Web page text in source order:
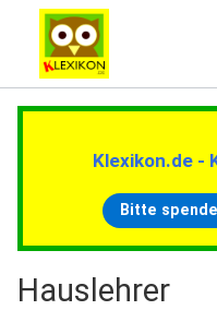
Klexikon.de -
Bitte
Hauslehrer